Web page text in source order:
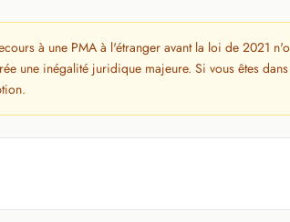
à une PMA à l'étranger avant la loi de 2021
une inégalité juridique majeure. Si vous êtes